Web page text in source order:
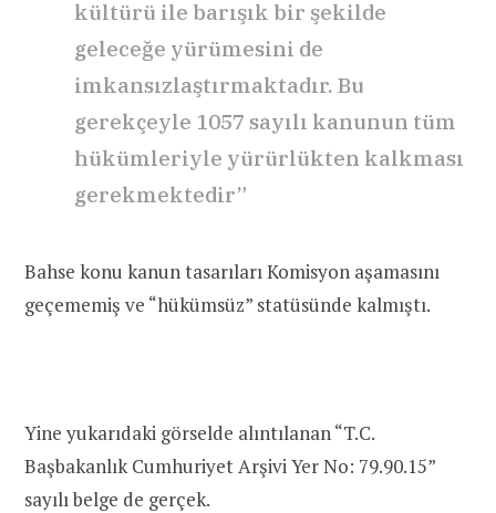
kültürü ile barışık bir şekilde
geleceğe yürümesini de
imkansızlaştırmaktadır. Bu
gerekçeyle 1057 sayılı kanunun tüm
hükümleriyle yürürlükten kalkması
gerekmektedir”
Bahse konu kanun tasarıları Komisyon aşamasını
geçememiş ve “hükümsüz” statüsünde kalmıştı.
Yine yukarıdaki görselde alıntılanan “T.C.
Başbakanlık Cumhuriyet Arşivi Yer No: 79.90.15”
sayılı belge de gerçek.